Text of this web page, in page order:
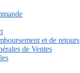
et de retours
de Ventes